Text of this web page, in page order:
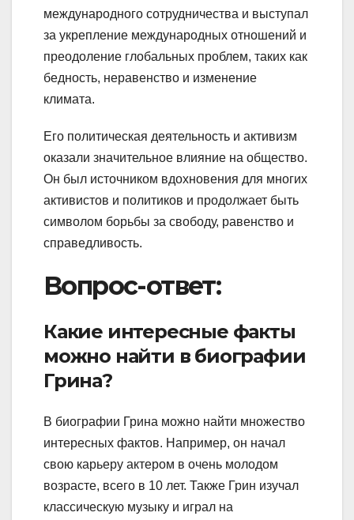
международного сотрудничества и выступал
за укрепление международных отношений и
преодоление глобальных проблем, таких как
бедность, неравенство и изменение
климата.
Его политическая деятельность и активизм
оказали значительное влияние на общество.
Он был источником вдохновения для многих
активистов и политиков и продолжает быть
символом борьбы за свободу, равенство и
справедливость.
Вопрос-ответ:
Какие интересные факты
можно найти в биографии
Грина?
В биографии Грина можно найти множество
интересных фактов. Например, он начал
свою карьеру актером в очень молодом
возрасте, всего в 10 лет. Также Грин изучал
классическую музыку и играл на